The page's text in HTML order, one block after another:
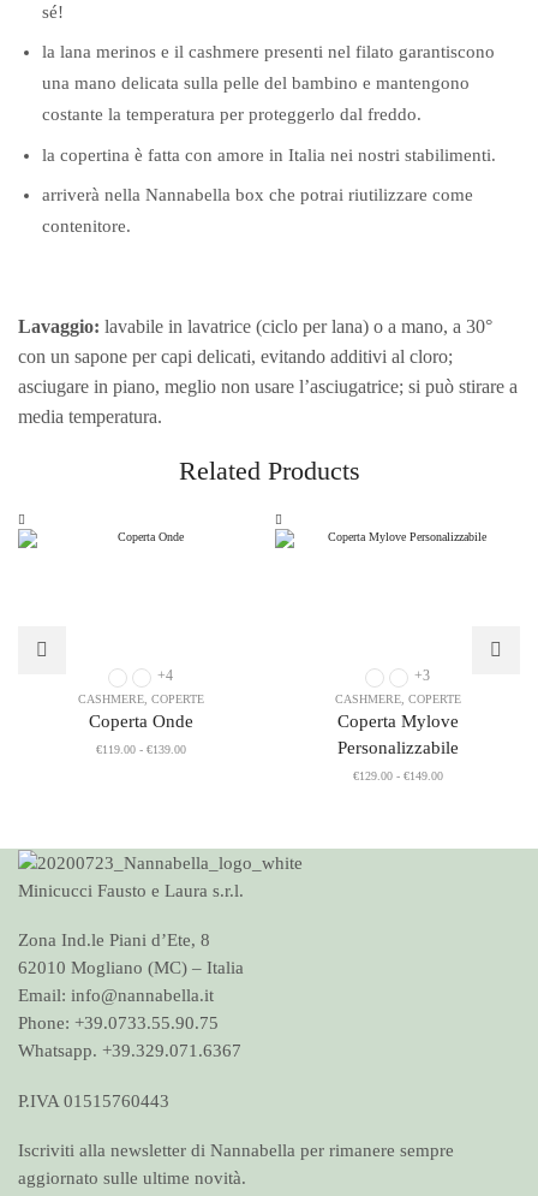
sé!
la lana merinos e il cashmere presenti nel filato garantiscono
una mano delicata sulla pelle del bambino e mantengono
costante la temperatura per proteggerlo dal freddo.
la copertina è fatta con amore in Italia nei nostri stabilimenti.
arriverà nella Nannabella box che potrai riutilizzare come
contenitore.
Lavaggio: lavabile in lavatrice (ciclo per lana) o a mano, a 30°
con un sapone per capi delicati, evitando additivi al cloro;
asciugare in piano, meglio non usare l’asciugatrice; si può stirare a
media temperatura.
Related Products
+4
CASHMERE, COPERTE
Coperta Onde
€119.00 - €139.00Fascia
€139.00
+3
CASHMERE, COPERTE
Coperta Mylove
Personalizzabile
€129.00 - €149.00Fascia
€129.00
Minicucci Fausto e Laura s.r.l.
Zona Ind.le Piani d’Ete, 8
62010 Mogliano (MC) – Italia
Email: info@nannabella.it
Phone: +39.0733.55.90.75
Whatsapp. +39.329.071.6367
P.IVA 01515760443
Iscriviti alla newsletter di Nannabella per rimanere sempre
aggiornato sulle ultime novità.